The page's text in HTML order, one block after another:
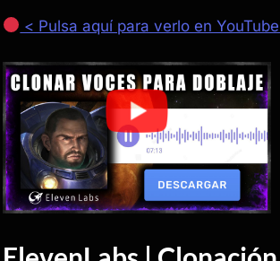
< Pulsa aquí para verlo en